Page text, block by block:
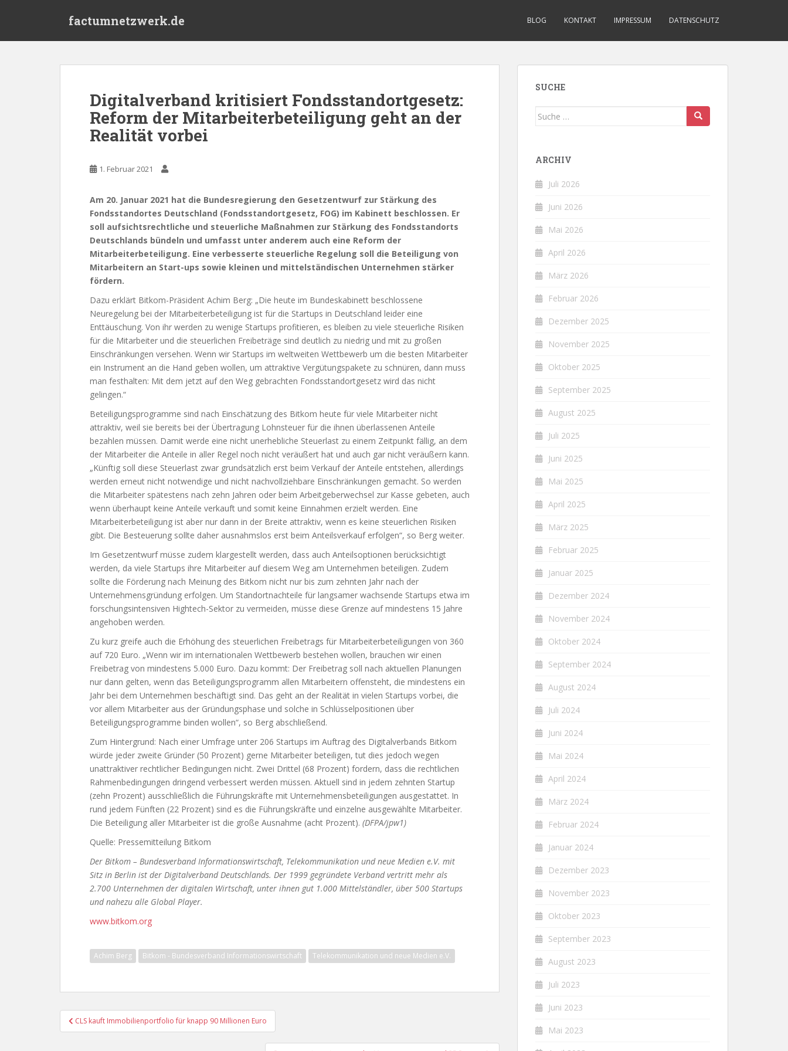
factumnetzwerk.de BLOG KONTAKT IMPRESSUM DATENSCHUTZ
Digitalverband kritisiert Fondsstandortgesetz:
Reform der Mitarbeiterbeteiligung geht an der
Realität vorbei
1. Februar 2021
Am 20. Januar 2021 hat die Bundesregierung den Gesetzentwurf zur Stärkung des
Fondsstandortes Deutschland (Fondsstandortgesetz, FOG) im Kabinett beschlossen. Er
soll aufsichtsrechtliche und steuerliche Maßnahmen zur Stärkung des Fondsstandorts
Deutschlands bündeln und umfasst unter anderem auch eine Reform der
Mitarbeiterbeteiligung. Eine verbesserte steuerliche Regelung soll die Beteiligung von
Mitarbeitern an Start-ups sowie kleinen und mittelständischen Unternehmen stärker
fördern.
Dazu erklärt Bitkom-Präsident Achim Berg: „Die heute im Bundeskabinett beschlossene
Neuregelung bei der Mitarbeiterbeteiligung ist für die Startups in Deutschland leider eine
Enttäuschung. Von ihr werden zu wenige Startups profitieren, es bleiben zu viele steuerliche Risiken
für die Mitarbeiter und die steuerlichen Freibeträge sind deutlich zu niedrig und mit zu großen
Einschränkungen versehen. Wenn wir Startups im weltweiten Wettbewerb um die besten Mitarbeiter
ein Instrument an die Hand geben wollen, um attraktive Vergütungspakete zu schnüren, dann muss
man festhalten: Mit dem jetzt auf den Weg gebrachten Fondsstandortgesetz wird das nicht
gelingen.“
Beteiligungsprogramme sind nach Einschätzung des Bitkom heute für viele Mitarbeiter nicht
attraktiv, weil sie bereits bei der Übertragung Lohnsteuer für die ihnen überlassenen Anteile
bezahlen müssen. Damit werde eine nicht unerhebliche Steuerlast zu einem Zeitpunkt fällig, an dem
der Mitarbeiter die Anteile in aller Regel noch nicht veräußert hat und auch gar nicht veräußern kann.
„Künftig soll diese Steuerlast zwar grundsätzlich erst beim Verkauf der Anteile entstehen, allerdings
werden erneut nicht notwendige und nicht nachvollziehbare Einschränkungen gemacht. So werden
die Mitarbeiter spätestens nach zehn Jahren oder beim Arbeitgeberwechsel zur Kasse gebeten, auch
wenn überhaupt keine Anteile verkauft und somit keine Einnahmen erzielt werden. Eine
Mitarbeiterbeteiligung ist aber nur dann in der Breite attraktiv, wenn es keine steuerlichen Risiken
gibt. Die Besteuerung sollte daher ausnahmslos erst beim Anteilsverkauf erfolgen“, so Berg weiter.
Im Gesetzentwurf müsse zudem klargestellt werden, dass auch Anteilsoptionen berücksichtigt
werden, da viele Startups ihre Mitarbeiter auf diesem Weg am Unternehmen beteiligen. Zudem
sollte die Förderung nach Meinung des Bitkom nicht nur bis zum zehnten Jahr nach der
Unternehmensgründung erfolgen. Um Standortnachteile für langsamer wachsende Startups etwa im
forschungsintensiven Hightech-Sektor zu vermeiden, müsse diese Grenze auf mindestens 15 Jahre
angehoben werden.
Zu kurz greife auch die Erhöhung des steuerlichen Freibetrags für Mitarbeiterbeteiligungen von 360
auf 720 Euro. „Wenn wir im internationalen Wettbewerb bestehen wollen, brauchen wir einen
Freibetrag von mindestens 5.000 Euro. Dazu kommt: Der Freibetrag soll nach aktuellen Planungen
nur dann gelten, wenn das Beteiligungsprogramm allen Mitarbeitern offensteht, die mindestens ein
Jahr bei dem Unternehmen beschäftigt sind. Das geht an der Realität in vielen Startups vorbei, die
vor allem Mitarbeiter aus der Gründungsphase und solche in Schlüsselpositionen über
Beteiligungsprogramme binden wollen“, so Berg abschließend.
Zum Hintergrund: Nach einer Umfrage unter 206 Startups im Auftrag des Digitalverbands Bitkom
würde jeder zweite Gründer (50 Prozent) gerne Mitarbeiter beteiligen, tut dies jedoch wegen
unattraktiver rechtlicher Bedingungen nicht. Zwei Drittel (68 Prozent) fordern, dass die rechtlichen
Rahmenbedingungen dringend verbessert werden müssen. Aktuell sind in jedem zehnten Startup
(zehn Prozent) ausschließlich die Führungskräfte mit Unternehmensbeteiligungen ausgestattet. In
rund jedem Fünften (22 Prozent) sind es die Führungskräfte und einzelne ausgewählte Mitarbeiter.
Die Beteiligung aller Mitarbeiter ist die große Ausnahme (acht Prozent). (DFPA/jpw1)
Quelle: Pressemitteilung Bitkom
Der Bitkom – Bundesverband Informationswirtschaft, Telekommunikation und neue Medien e.V. mit
Sitz in Berlin ist der Digitalverband Deutschlands. Der 1999 gegründete Verband vertritt mehr als
2.700 Unternehmen der digitalen Wirtschaft, unter ihnen gut 1.000 Mittelständler, über 500 Startups
und nahezu alle Global Player.
www.bitkom.org
Achim Berg Bitkom - Bundesverband Informationswirtschaft Telekommunikation und neue Medien e.V.
Beitragsnavigation
CLS kauft Immobilienportfolio für knapp 90 Millionen Euro
SUCHE
Suche
ARCHIV
Juli 2026
Juni 2026
Mai 2026
April 2026
März 2026
Februar 2026
Dezember 2025
November 2025
Oktober 2025
September 2025
August 2025
Juli 2025
Juni 2025
Mai 2025
April 2025
März 2025
Februar 2025
Januar 2025
Dezember 2024
November 2024
Oktober 2024
September 2024
August 2024
Juli 2024
Juni 2024
Mai 2024
April 2024
März 2024
Februar 2024
Januar 2024
Dezember 2023
November 2023
Oktober 2023
September 2023
August 2023
Juli 2023
Juni 2023
Mai 2023